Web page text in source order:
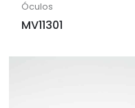
Óculos
MV11301